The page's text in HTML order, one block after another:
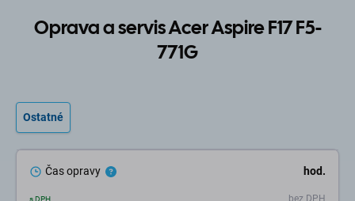
Oprava a servis Acer Aspire F17 F5-
771G
Ostatné
Čas opravy hod.
s DPH bez DPH